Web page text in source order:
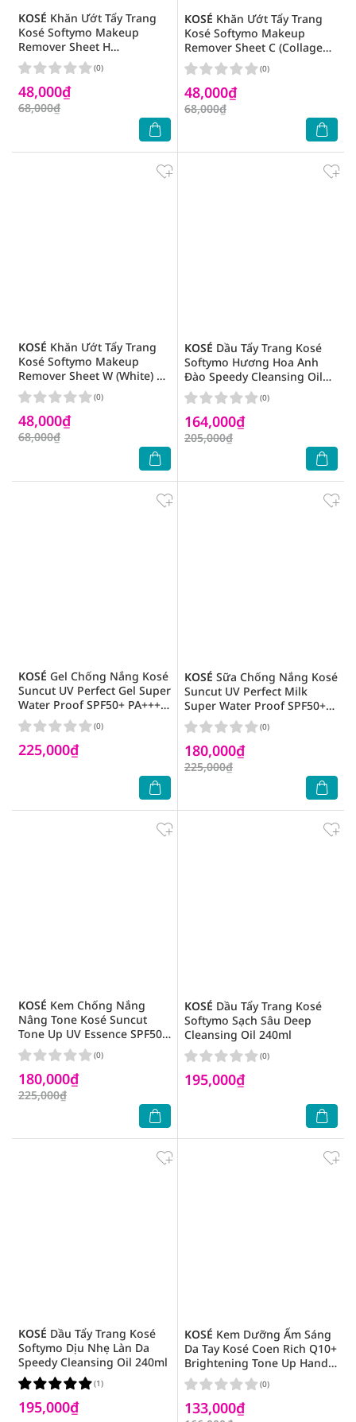
KOSÉ Khăn Ướt Tẩy Trang
Kosé Softymo Makeup
Remover Sheet H
(Hyaluronic Acid) 12 Miếng
48,000₫
68,000₫
(0)
KOSÉ Khăn Ướt Tẩy Trang
Kosé Softymo Makeup
Remover Sheet C (Collagen)
12 Miếng
48,000₫
68,000₫
(0)
KOSÉ Khăn Ướt Tẩy Trang
Kosé Softymo Makeup
Remover Sheet W (White) 12
Miếng
48,000₫
68,000₫
(0)
KOSÉ Dầu Tẩy Trang Kosé
Softymo Hương Hoa Anh
Đào Speedy Cleansing Oil
240ml
164,000₫
205,000₫
(0)
KOSÉ Gel Chống Nắng Kosé
Suncut UV Perfect Gel Super
Water Proof SPF50+ PA++++
80g
225,000₫
(0)
KOSÉ Sữa Chống Nắng Kosé
Suncut UV Perfect Milk
Super Water Proof SPF50+
PA++++ 50ml
180,000₫
225,000₫
(0)
KOSÉ Kem Chống Nắng
Nâng Tone Kosé Suncut
Tone Up UV Essence SPF50+
PA++++ 80g
180,000₫
225,000₫
(0)
KOSÉ Dầu Tẩy Trang Kosé
Softymo Sạch Sâu Deep
Cleansing Oil 240ml
195,000₫
(0)
KOSÉ Dầu Tẩy Trang Kosé
Softymo Dịu Nhẹ Làn Da
Speedy Cleansing Oil 240ml
195,000₫
(1)
KOSÉ Kem Dưỡng Ẩm Sáng
Da Tay Kosé Coen Rich Q10+
Brightening Tone Up Hand
Cream 80g
133,000₫
(0)